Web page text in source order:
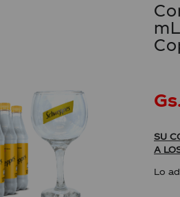
SU
A
Lo